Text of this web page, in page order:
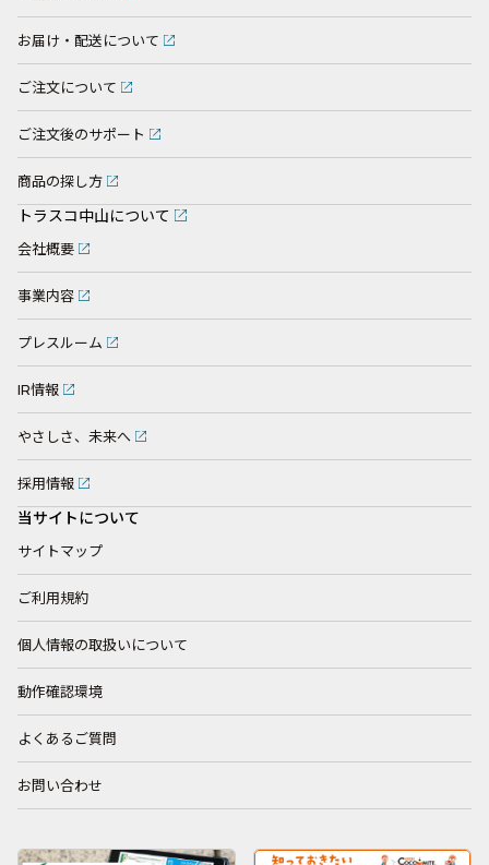
お届け・配送について
ご注文について
ご注文後のサポート
商品の探し方
トラスコ中山について
会社概要
事業内容
プレスルーム
IR情報
やさしさ、未来へ
採用情報
当サイトについて
サイトマップ
ご利用規約
個人情報の取扱いについて
動作確認環境
よくあるご質問
お問い合わせ